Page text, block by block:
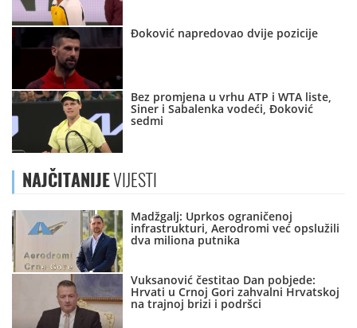
Đoković napredovao dvije pozicije
Bez promjena u vrhu ATP i WTA liste,
Siner i Sabalenka vodeći, Đoković
sedmi
NAJČITANIJEVIJESTI
Madžgalj: Uprkos ograničenoj
infrastrukturi, Aerodromi već opslužili
dva miliona putnika
Vuksanović čestitao Dan pobjede:
Hrvati u Crnoj Gori zahvalni Hrvatskoj
na trajnoj brizi i podršci